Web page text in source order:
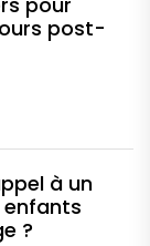
post-
à un
?